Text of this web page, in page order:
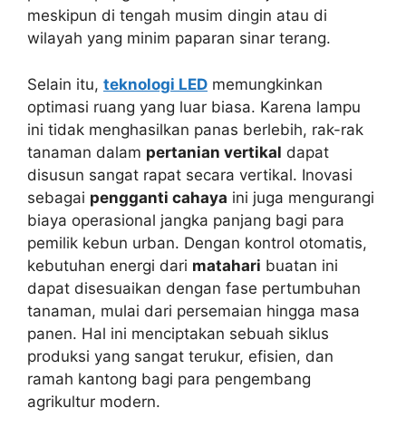
meskipun di tengah musim dingin atau di
wilayah yang minim paparan sinar terang.
Selain itu, teknologi LED memungkinkan
optimasi ruang yang luar biasa. Karena lampu
ini tidak menghasilkan panas berlebih, rak-rak
tanaman dalam pertanian vertikal dapat
disusun sangat rapat secara vertikal. Inovasi
sebagai pengganti cahaya ini juga mengurangi
biaya operasional jangka panjang bagi para
pemilik kebun urban. Dengan kontrol otomatis,
kebutuhan energi dari matahari buatan ini
dapat disesuaikan dengan fase pertumbuhan
tanaman, mulai dari persemaian hingga masa
panen. Hal ini menciptakan sebuah siklus
produksi yang sangat terukur, efisien, dan
ramah kantong bagi para pengembang
agrikultur modern.